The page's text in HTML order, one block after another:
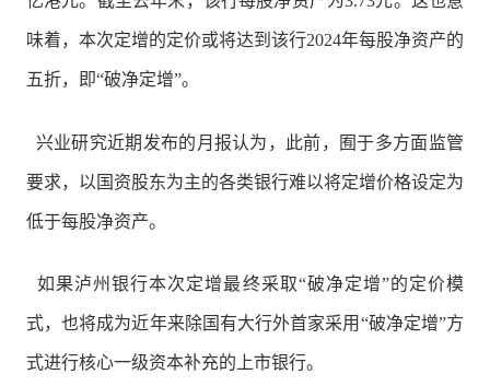
味着，本次定增的定价或将达到该行2024年每股净资产的
五折，即“破净定增”。
兴业研究近期发布的月报认为，此前，囿于多方面监管
要求，以国资股东为主的各类银行难以将定增价格设定为
低于每股净资产。
如果泸州银行本次定增最终采取“破净定增”的定价模
式，也将成为近年来除国有大行外首家采用“破净定增”方
式进行核心一级资本补充的上市银行。